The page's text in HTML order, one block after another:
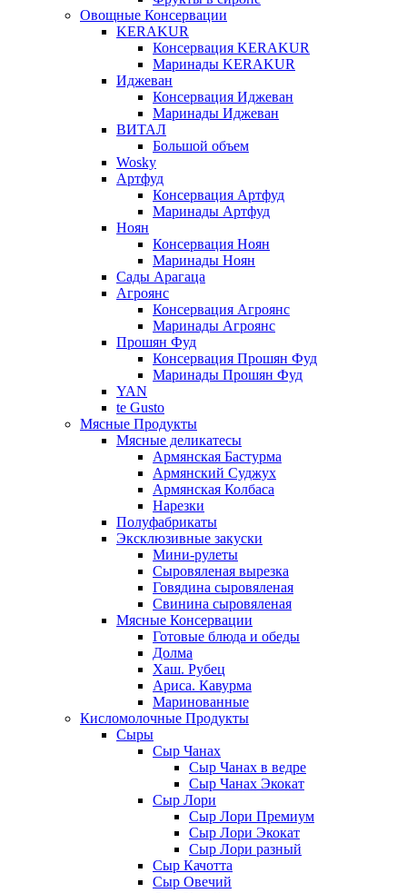
Овощные Консервации
KERAKUR
Консервация KERAKUR
Маринады KERAKUR
Иджеван
Консервация Иджеван
Маринады Иджеван
ВИТАЛ
Большой объем
Wosky
Артфуд
Консервация Артфуд
Маринады Артфуд
Ноян
Консервация Ноян
Маринады Ноян
Сады Арагаца
Агроянс
Консервация Агроянс
Маринады Агроянс
Прошян Фуд
Консервация Прошян Фуд
Маринады Прошян Фуд
YAN
te Gusto
Мясные Продукты
Мясные деликатесы
Армянская Бастурма
Армянский Суджух
Армянская Колбаса
Нарезки
Полуфабрикаты
Эксклюзивные закуски
Мини-рулеты
Сыровяленая вырезка
Говядина сыровяленая
Свинина сыровяленая
Мясные Консервации
Готовые блюда и обеды
Долма
Хаш. Рубец
Ариса. Кавурма
Маринованные
Кисломолочные Продукты
Сыры
Сыр Чанах
Сыр Чанах в ведре
Сыр Чанах Экокат
Сыр Лори
Сыр Лори Премиум
Сыр Лори Экокат
Сыр Лори разный
Сыр Качотта
Сыр Овечий